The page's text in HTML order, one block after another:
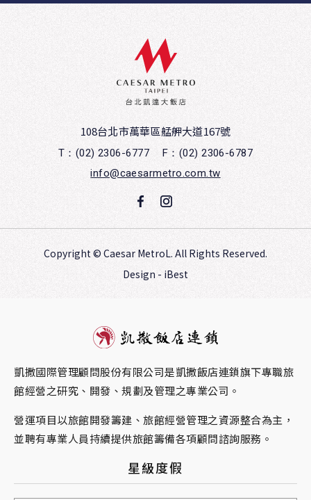
108台北市萬華區艋舺大道167號
T：(02) 2306-6777
F：(02) 2306-6787
info@caesarmetro.com.tw
Copyright © Caesar MetroL. All Rights Reserved.
Design - iBest
凱撒國際管理顧問股份有限公司是凱撒飯店連鎖旗下專職旅
館經營之研究、開發、規劃及管理之專業公司。
營運項目以旅館開發籌建、旅館經營管理之資源整合為主，
並聘有專業人員持續提供旅館籌備各項顧問諮詢服務。
星級度假